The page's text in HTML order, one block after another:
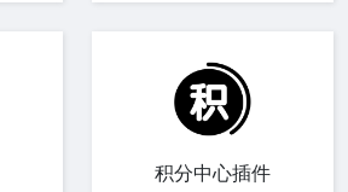
积分中心插件